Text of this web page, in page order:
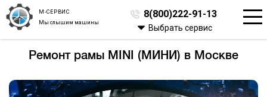
М-СЕРВИС
Мы слышим машины
8(800)222-91-13
Выбрать сервис
Ремонт рамы MINI (МИНИ) в Москве